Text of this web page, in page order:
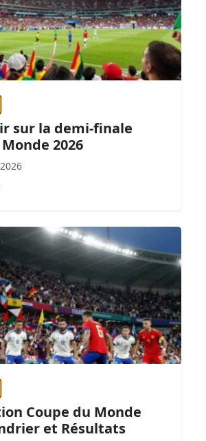
sur la demi-finale
2026
Coupe du Monde
et Résultats